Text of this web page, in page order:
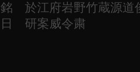
銘 於江府岩野竹蔵源道
日 研案威令粛